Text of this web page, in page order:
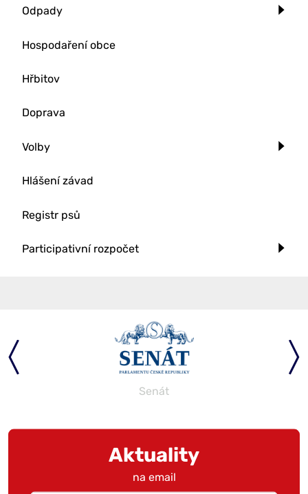
Odpady
Hospodaření obce
Hřbitov
Doprava
Volby
Hlášení závad
Registr psů
Participativní rozpočet
Senát
Aktuality
na email